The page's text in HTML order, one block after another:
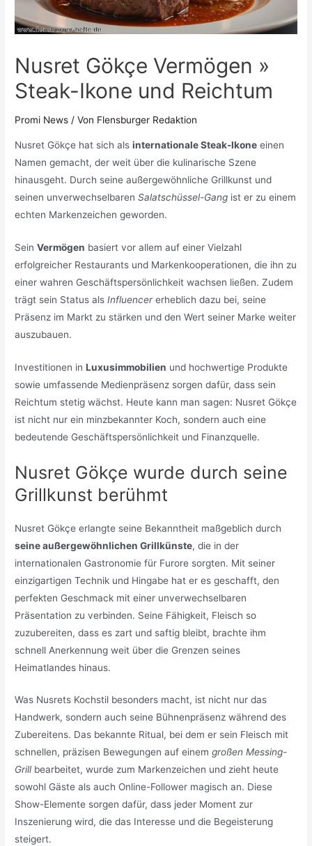
Nusret Gökçe Vermögen »
Steak-Ikone und Reichtum
Promi News / Von Flensburger Redaktion
Nusret Gökçe hat sich alsinternationale Steak-Ikone einen
Namen gemacht, der weit über die kulinarische Szene
hinausgeht. Durch seine außergewöhnliche Grillkunst und
seinen unverwechselbarenSalatschüssel-Gang ist er zu einem
echten Markenzeichen geworden.
SeinVermögen basiert vor allem auf einer Vielzahl
erfolgreicher Restaurants und Markenkooperationen, die ihn zu
einer wahren Geschäftspersönlichkeit wachsen ließen. Zudem
trägt sein Status alsInfluencererheblich dazu bei, seine
Präsenz im Markt zu stärken und den Wert seiner Marke weiter
auszubauen.
Investitionen inLuxusimmobilien und hochwertige Produkte
sowie umfassende Medienpräsenz sorgen dafür, dass sein
Reichtum stetig wächst. Heute kann man sagen: Nusret Gökçe
ist nicht nur ein minzbekannter Koch, sondern auch eine
bedeutende Geschäftspersönlichkeit und Finanzquelle.
Nusret Gökçe wurde durch seine
Grillkunst berühmt
Nusret Gökçe erlangte seine Bekanntheit maßgeblich durch
seine außergewöhnlichen Grillkünste, die in der
internationalen Gastronomie für Furore sorgten. Mit seiner
einzigartigen Technik und Hingabe hat er es geschafft, den
perfekten Geschmack mit einer unverwechselbaren
Präsentation zu verbinden. Seine Fähigkeit, Fleisch so
zuzubereiten, dass es zart und saftig bleibt, brachte ihm
schnell Anerkennung weit über die Grenzen seines
Heimatlandes hinaus.
Was Nusrets Kochstil besonders macht, ist nicht nur das
Handwerk, sondern auch seine Bühnenpräsenz während des
Zubereitens. Das bekannte Ritual, bei dem er sein Fleisch mit
schnellen, präzisen Bewegungen auf einemgroßen Messing-
Grillbearbeitet, wurde zum Markenzeichen und zieht heute
sowohl Gäste als auch Online-Follower magisch an. Diese
Show-Elemente sorgen dafür, dass jeder Moment zur
Inszenierung wird, die das Interesse und die Begeisterung
steigert.